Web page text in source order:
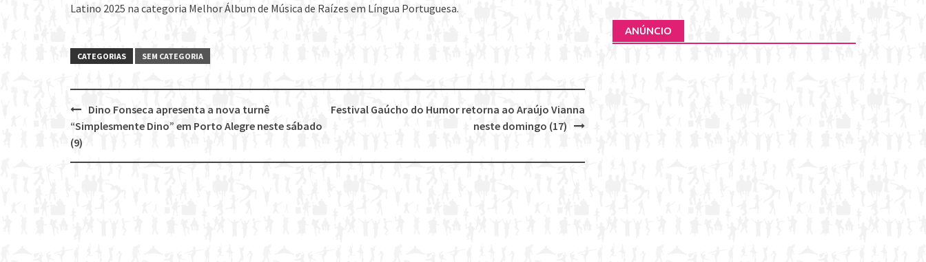
Latino 2025 na categoria Melhor Álbum de Música de Raízes em Língua Portuguesa.
CATEGORIAS SEM CATEGORIA
Post
navigation
Festival Gaúcho do Humor retorna ao Araújo Vianna
neste domingo (17)
Dino Fonseca apresenta a nova turnê
“Simplesmente Dino” em Porto Alegre neste sábado
(9)
ANÚNCIO